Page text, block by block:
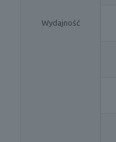
Wydajność